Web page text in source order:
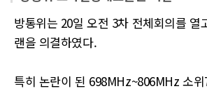
방통위는 20일 오전 3차 전체회의를 열
랜을 의결하였다.
특히 논란이 된 698MHz~806MHz 소